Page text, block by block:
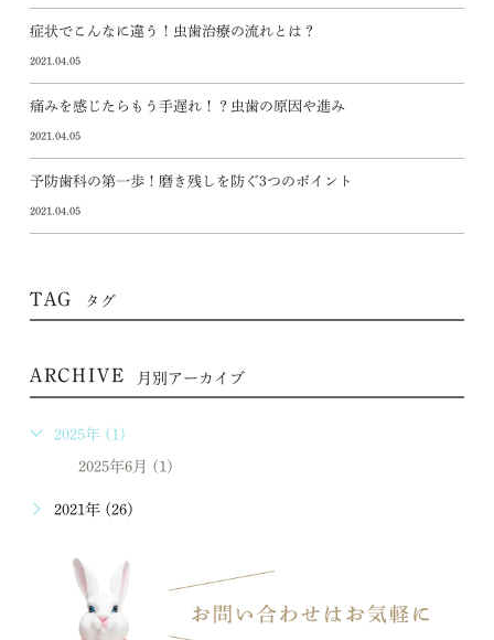
症状でこんなに違う！虫歯治療の流れとは？
2021.04.05
痛みを感じたらもう手遅れ！？虫歯の原因や進み
2021.04.05
予防歯科の第一歩！磨き残しを防ぐ3つのポイント
2021.04.05
TAG タグ
ARCHIVE 月別アーカイブ
2025年 (1)
2025年6月 (1)
2021年 (26)